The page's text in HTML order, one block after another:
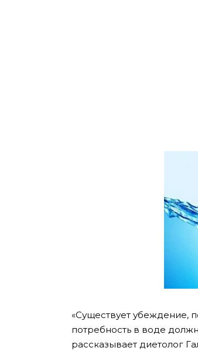
«Существует убеждение,
потребность в воде
рассказывает диетолог